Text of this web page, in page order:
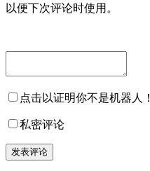
以便下次评论时使用。
点击以证明你不是机器人！
私密评论